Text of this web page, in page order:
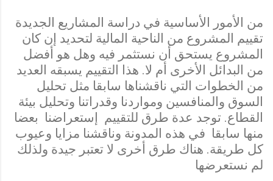
من الأمور الأساسية في دراسة المشاريع الجديدة
تقييم المشروع من الناحية المالية لتحديد إن كان
المشروع يستحق أن نستثمر فيه وهل هو أفضل
من البدائل الأخرى أم لا. هذا التقييم يسبقه العديد
من الخطوات التي ناقشناها سابقا مثل تحليل
السوق والمنافسين ومواردنا وقدراتنا وتحليل بيئة
القطاع. توجد عدة طرق للتقييم إستعراضنا بعضا
منها سابقا في هذه المدونة وناقشنا مزايا وعيوب
كل طريقة. هناك طرق أخرى لا تعتبر جيدة ولذلك
لم نستعرضها